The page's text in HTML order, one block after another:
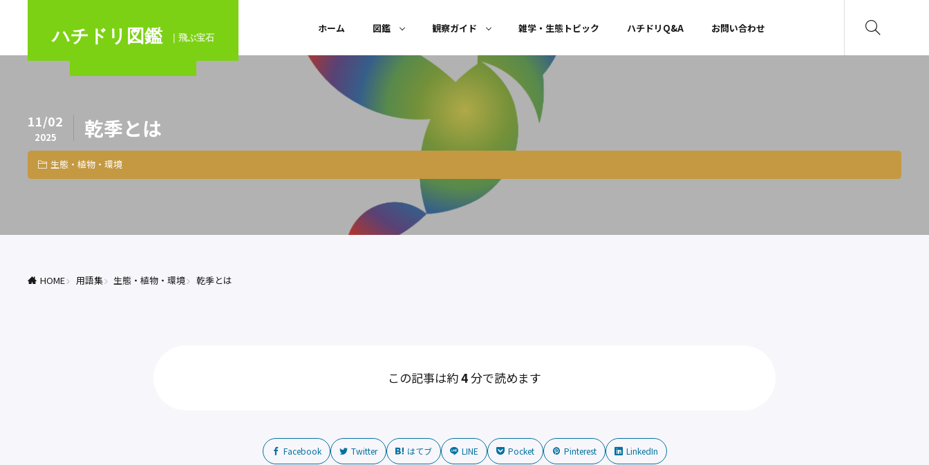
ハチドリ図鑑 ｜飛ぶ宝石
ホーム 図鑑 観察ガイド 雑学・生態トピック ハチドリQ&A お問い合わせ
11/02
2025 乾季とは
生態・植物・環境
HOME 用語集 生態・植物・環境 乾季とは
この記事は約4分で読めます
Facebook Twitter はてブ LINE Pocket Pinterest LinkedIn